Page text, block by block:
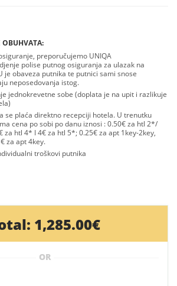
preporučujemo UNIQA
polise putnog osiguranja za ulazak na
je obaveza putnika te putnici sami snose
neposedovanja istog.
jednokrevetne sobe (doplata je na upit i razlikuje
se plaća direktno recepciji hotela. U trenutku
cena po sobi po danu iznosi : 0.50€ za htl 2*/
za htl 4* I 4€ za htl 5*; 0.25€ za apt 1key-2key,
za apt 4key.
troškovi putnika
1,285.00€
OR